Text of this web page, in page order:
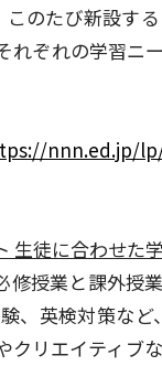
のたび新設す
れぞれの学習ニ
nnn.ed.jp/
生徒に合わせた
授業と課外授
、英検対策な
クリエイティブ